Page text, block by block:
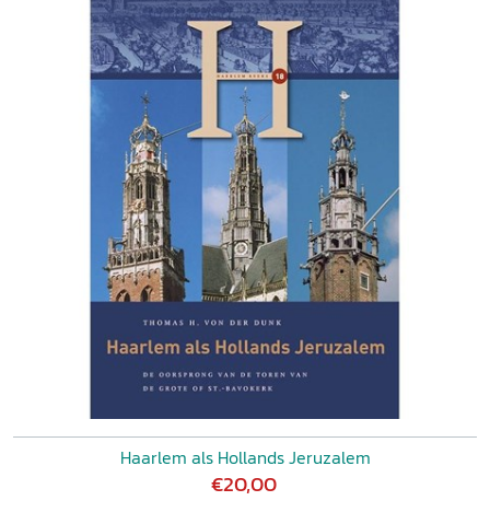
Haarlem als Hollands Jeruzalem
€20,00